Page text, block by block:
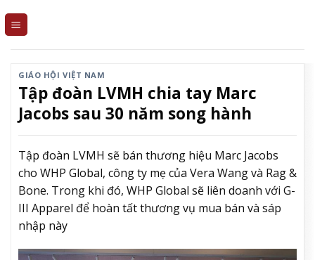
GIÁO HỘI VIỆT NAM
Tập đoàn LVMH chia tay Marc
Jacobs sau 30 năm song hành
Tập đoàn LVMH sẽ bán thương hiệu Marc Jacobs
cho WHP Global, công ty mẹ của Vera Wang và Rag &
Bone. Trong khi đó, WHP Global sẽ liên doanh với G-
III Apparel để hoàn tất thương vụ mua bán và sáp
nhập này